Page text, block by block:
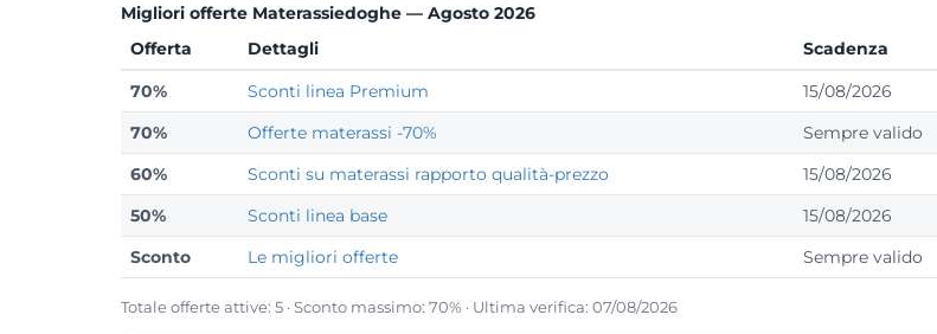
Migliori offerte Materassiedoghe — Agosto 2026
Offerta
Dettagli
Scadenza
70%
Sconti linea Premium
15/08/2026
70%
Offerte materassi -70%
Sempre valido
60%
Sconti su materassi rapporto qualità-prezzo
15/08/2026
50%
Sconti linea base
15/08/2026
Sconto
Le migliori offerte Sempre valido
Totale offerte attive: 5 · Sconto massimo: 70% · Ultima verifica: 07/08/2026